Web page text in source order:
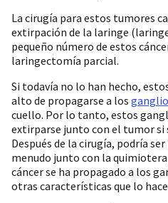
La cirugía para estos tumores
extirpación de la laringe
pequeño número de estos
laringectomía parcial.
Si todavía no lo han hecho,
alto de propagarse a los
cuello. Por lo tanto, estos
extirparse junto con el tumor si
Después de la cirugía, podría
menudo junto con la
cáncer se ha propagado a los
otras características que lo